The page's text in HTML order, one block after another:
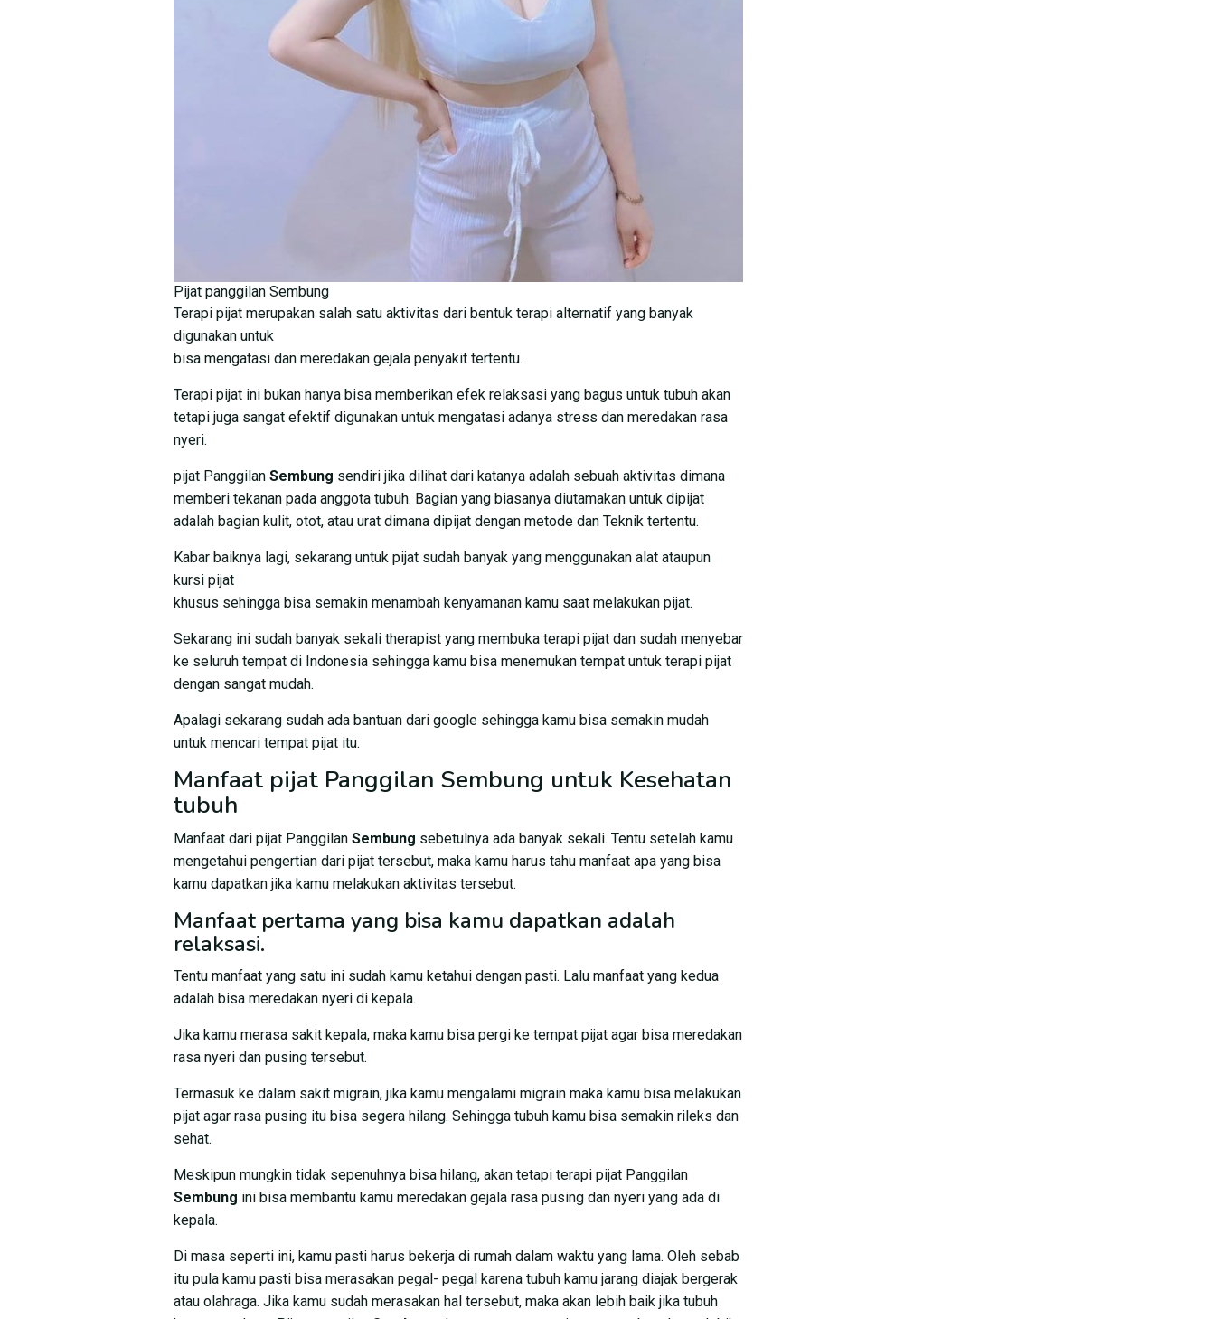
Pijat panggilan Sembung
Terapi pijat merupakan salah satu aktivitas dari bentuk terapi alternatif yang banyak
digunakan untuk
bisa mengatasi dan meredakan gejala penyakit tertentu.
Terapi pijat ini bukan hanya bisa memberikan efek relaksasi yang bagus untuk tubuh akan
tetapi juga sangat efektif digunakan untuk mengatasi adanya stress dan meredakan rasa
nyeri.
pijat Panggilan Sembung sendiri jika dilihat dari katanya adalah sebuah aktivitas dimana
memberi tekanan pada anggota tubuh. Bagian yang biasanya diutamakan untuk dipijat
adalah bagian kulit, otot, atau urat dimana dipijat dengan metode dan Teknik tertentu.
Kabar baiknya lagi, sekarang untuk pijat sudah banyak yang menggunakan alat ataupun
kursi pijat
khusus sehingga bisa semakin menambah kenyamanan kamu saat melakukan pijat.
Sekarang ini sudah banyak sekali therapist yang membuka terapi pijat dan sudah menyebar
ke seluruh tempat di Indonesia sehingga kamu bisa menemukan tempat untuk terapi pijat
dengan sangat mudah.
Apalagi sekarang sudah ada bantuan dari google sehingga kamu bisa semakin mudah
untuk mencari tempat pijat itu.
Manfaat pijat Panggilan Sembung untuk Kesehatan
tubuh
Manfaat dari pijat Panggilan Sembung sebetulnya ada banyak sekali. Tentu setelah kamu
mengetahui pengertian dari pijat tersebut, maka kamu harus tahu manfaat apa yang bisa
kamu dapatkan jika kamu melakukan aktivitas tersebut.
Manfaat pertama yang bisa kamu dapatkan adalah
relaksasi.
Tentu manfaat yang satu ini sudah kamu ketahui dengan pasti. Lalu manfaat yang kedua
adalah bisa meredakan nyeri di kepala.
Jika kamu merasa sakit kepala, maka kamu bisa pergi ke tempat pijat agar bisa meredakan
rasa nyeri dan pusing tersebut.
Termasuk ke dalam sakit migrain, jika kamu mengalami migrain maka kamu bisa melakukan
pijat agar rasa pusing itu bisa segera hilang. Sehingga tubuh kamu bisa semakin rileks dan
sehat.
Meskipun mungkin tidak sepenuhnya bisa hilang, akan tetapi terapi pijat Panggilan
Sembung ini bisa membantu kamu meredakan gejala rasa pusing dan nyeri yang ada di
kepala.
Di masa seperti ini, kamu pasti harus bekerja di rumah dalam waktu yang lama. Oleh sebab
itu pula kamu pasti bisa merasakan pegal- pegal karena tubuh kamu jarang diajak bergerak
atau olahraga. Jika kamu sudah merasakan hal tersebut, maka akan lebih baik jika tubuh